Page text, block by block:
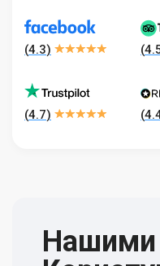
(4.3) (
(4.7) (
Нашими